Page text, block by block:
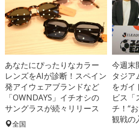
あなたにぴったりなカラー
レンズをAIが診断！スペイン
発アイウェアブランドなど
「OWNDAYS」イチオシの
サングラスが続々リリース
全国
今週末
タジア
をガイ
ビス「
チ！“
観戦の